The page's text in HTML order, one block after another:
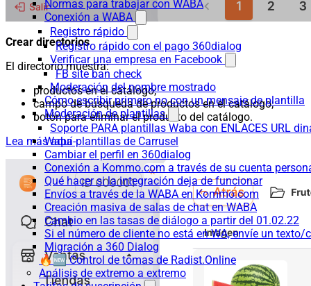
Normas para trabajar con WABA
Conexión a WABA
Registro rápido
Registro rápido con el pago 360dialog
Verificar una empresa en Facebook
FB site ban check
Moderación del nombre mostrado
Cómo escribir primero no con un mensaje de plantilla
Moderación de plantillas
Soporte PARA plantillas Waba con ENLACES URL
Waba-plantillas de Carrusel
Cambiar el perfil en 360dialog
Conexión a Kommo.com a través de su cuenta
Qué hacer si la integración deja de funcionar
Envíos a través de la WABA en Kommo.com
Creación masiva de salas de chat en WABA
Cambio en las tasas de diálogo a partir del 01.02.22
Si el número de cliente no está en WA, envíe un
Migración a 360 Dialog
🔥🆕 Control de tomas de Radist.Online
Análisis de extremo a extremo
Crear directorios
El directorio muestra:
productos en el catálogo;
campo de búsqueda de productos en el catálogo;
botón para eliminar el producto del catálogo.
Lea más aquí